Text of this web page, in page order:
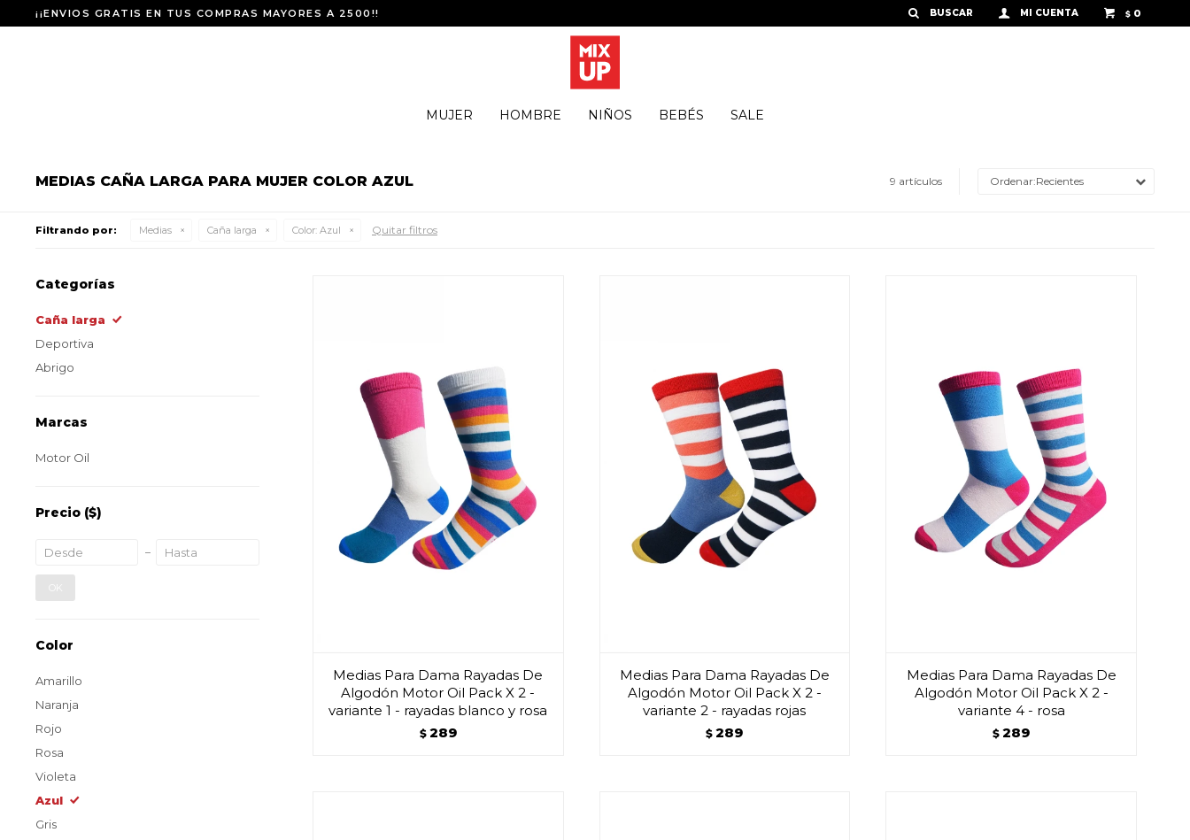
MUJER HOMBRE NIÑOS BEBÉS SALE
$ 0
¡¡ENVIOS GRATIS EN TUS COMPRAS MAYORES A 2500!!
MEDIAS CAÑA LARGA PARA MUJER COLOR AZUL 9 artículos Recientes
Filtrando por: Medias Caña larga Color: Azul Quitar filtros
Medias Para Dama Rayadas De
Algodón Motor Oil Pack X 2 -
variante 1 - rayadas blanco y rosa
$ 289
Medias Para Dama Rayadas De
Algodón Motor Oil Pack X 2 -
variante 2 - rayadas rojas
$ 289
Medias Para Dama Rayadas De
Algodón Motor Oil Pack X 2 -
variante 4 - rosa
$ 289
Categorías
Caña larga
Deportiva
Abrigo
Marcas
Motor Oil
Precio ($)
OK
Color
Amarillo
Naranja
Rojo
Rosa
Violeta
Azul
Gris